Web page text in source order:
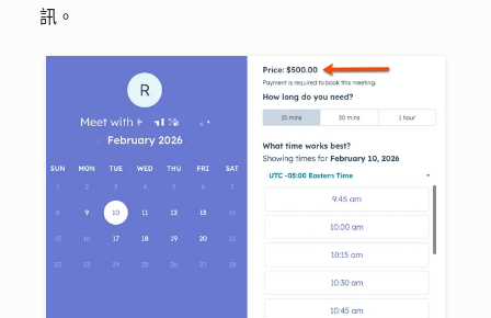
訊。